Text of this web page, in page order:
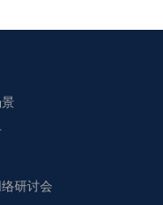
研讨会